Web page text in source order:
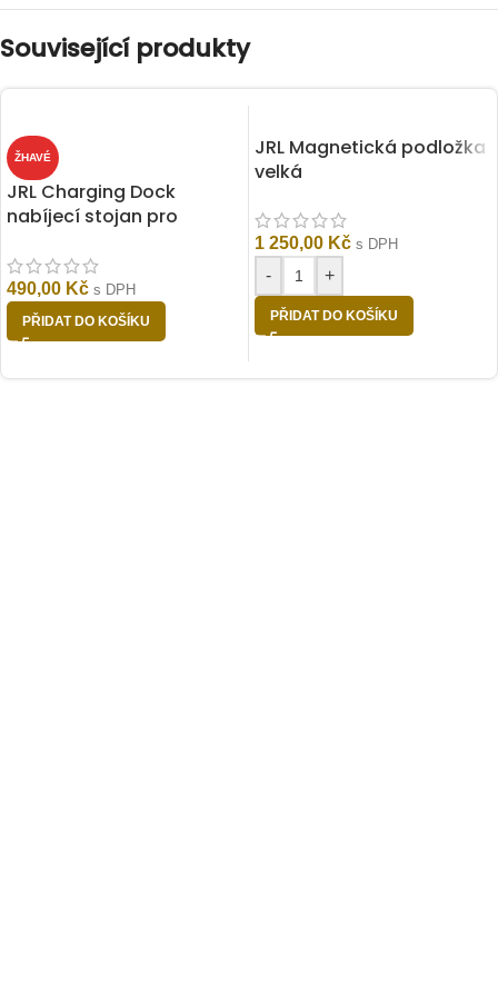
Související produkty
ŽHAVÉ
JRL Charging Dock
nabíjecí stojan pro
490,00 Kč s DPH
PŘIDAT DO KOŠÍKU
JRL Magnetická podložka
velká
1 250,00 Kč s DPH
- +
PŘIDAT DO KOŠÍKU